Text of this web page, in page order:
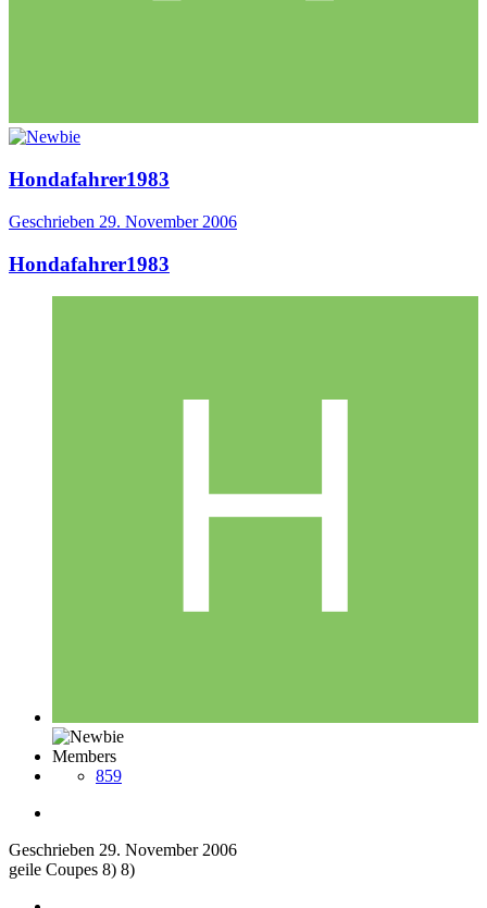
Hondafahrer1983
Geschrieben 29. November 2006
Hondafahrer1983
Members
859
Geschrieben 29. November 2006
geile Coupes 8) 8)